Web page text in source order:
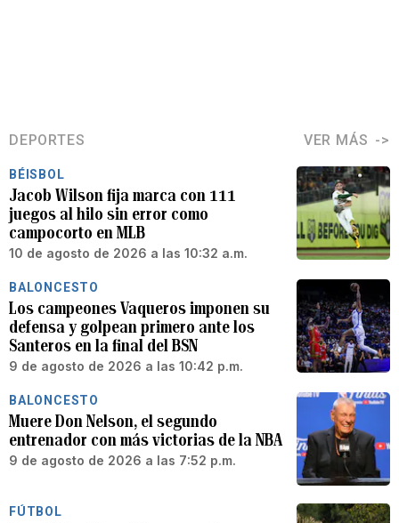
DEPORTES VER MÁS
BÉISBOL
Jacob Wilson fija marca con 111
juegos al hilo sin error como
campocorto en MLB
10 de agosto de 2026 a las 10:32 a.m.
BALONCESTO
Los campeones Vaqueros imponen su
defensa y golpean primero ante los
Santeros en la final del BSN
9 de agosto de 2026 a las 10:42 p.m.
BALONCESTO
Muere Don Nelson, el segundo
entrenador con más victorias de la NBA
9 de agosto de 2026 a las 7:52 p.m.
FÚTBOL